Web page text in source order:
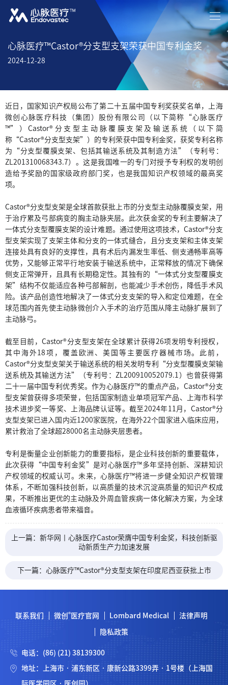
中文 / EN
首页
新闻资讯
患者关怀
投资者关系
招贤纳士
联系我们
心脉医疗™Castor®分支型支架荣获中国专利金奖
2024-12-28
近日，国家知识产权局公布了第二十五届中国专利奖获奖名单，上海
微创心脉医疗科技（集团）股份有限公司（以下简称“心脉医疗
™”）Castor®分支型主动脉覆膜支架及输送系统（以下简
称“Castor®分支型支架”）的专利荣获中国专利金奖，获奖专利名称
为“分支型覆膜支架、包括其输送系统及其制造方法”（专利号：
ZL201310068343.7）。这是我国唯一的专门对授予专利权的发明创
造给予奖励的国家级政府部门奖，也是我国知识产权领域的最高奖
项。
Castor®分支型支架是全球首款获批上市的分支型主动脉覆膜支架，用
于治疗累及弓部病变的胸主动脉夹层。此次获金奖的专利主要解决了
一体式分支型覆膜支架的设计难题。通过使用这项技术，Castor®分支
型支架实现了支架主体和分支的一体式缝合，且分支支架和主体支架
连接处具有良好的支撑性，具有术后内漏发生率低、侧支通畅率高等
优势，又能够正常平行地安装于输送系统中，正常释放的情况下确保
侧支正常弹开，且具有长期稳定性。其独有的“一体式分支型覆膜支
架”结构不仅能适应各种弓部解剖，也能减少手术创伤，降低手术风
险。该产品创造性地解决了一体式分支支架的导入和定位难题，在全
球范围内首先使主动脉微创介入手术的治疗范围从降主动脉扩展到了
主动脉弓。
截至目前，Castor®分支型支架在全球累计获得26项发明专利授权，
其中海外18项，覆盖欧洲、美国等主要医疗器械市场。此前，
Castor®分支型支架关于输送系统的相关发明专利“分支型覆膜支架输
送系统及其输送方法”（专利号：ZL200910052079.1）也曾获得第
二十一届中国专利优秀奖。作为心脉医疗™的重点产品，Castor®分支
型支架曾获得多项荣誉，包括国家制造业单项冠军产品、上海市科学
技术进步奖一等奖、上海品牌认证等。截至2024年11月，Castor®分
支型支架已进入国内近1200家医院，在海外22个国家进入临床应用，
累计救治了全球超28000名主动脉夹层患者。
专利是衡量企业创新能力的重要指标，是企业科技创新的重要载体，
此次获得“中国专利金奖”是对心脉医疗™多年坚持创新、深耕知识
产权领域的权威认可。未来，心脉医疗™将进一步健全知识产权管理
体系，不断加强科技创新，以高质量的技术沉淀高质量的知识产权成
果，不断推出更优的主动脉及外周血管疾病一体化解决方案，为全球
血液循环疾病患者带来福音。
上一篇：新华网丨心脉医疗Castor荣膺中国专利金奖，科技创新驱
动新质生产力加速发展
下一篇：心脉医疗™Castor®分支型支架在印度尼西亚获批上市
联系我们 微创 ® 医疗官网 Lombard Medical 法律声明
隐私政策
电话：(86) (21) 38139300
地址：上海市 · 浦东新区 · 康新公路3399弄 · 1号楼（上海国
际医学园区 · 医创园）